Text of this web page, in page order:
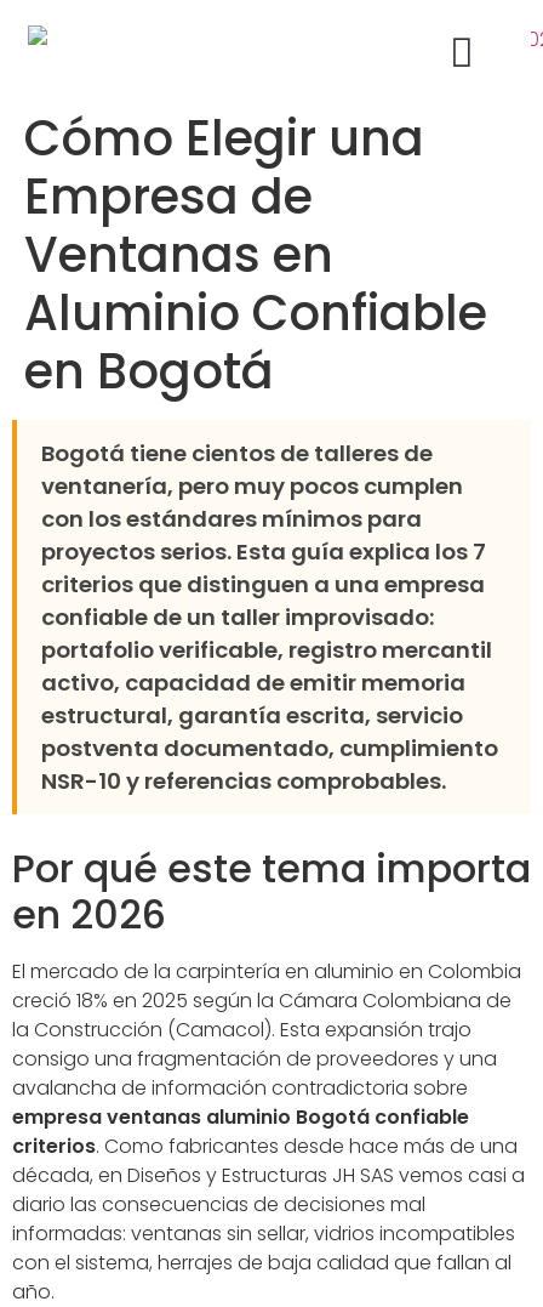
Cómo Elegir una
Empresa de
Ventanas en
Aluminio Confiable
en Bogotá
Bogotá tiene cientos de talleres de
ventanería, pero muy pocos cumplen
con los estándares mínimos para
proyectos serios. Esta guía explica los 7
criterios que distinguen a una empresa
confiable de un taller improvisado:
portafolio verificable, registro mercantil
activo, capacidad de emitir memoria
estructural, garantía escrita, servicio
postventa documentado, cumplimiento
NSR-10 y referencias comprobables.
Por qué este tema importa
en 2026
El mercado de la carpintería en aluminio en Colombia
creció 18% en 2025 según la Cámara Colombiana de
la Construcción (Camacol). Esta expansión trajo
consigo una fragmentación de proveedores y una
avalancha de información contradictoria sobre
empresa ventanas aluminio Bogotá confiable
criterios. Como fabricantes desde hace más de una
década, en Diseños y Estructuras JH SAS vemos casi a
diario las consecuencias de decisiones mal
informadas: ventanas sin sellar, vidrios incompatibles
con el sistema, herrajes de baja calidad que fallan al
año.